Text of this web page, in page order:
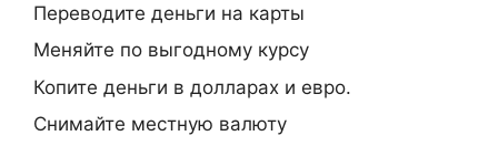
Переводите деньги на карты
Меняйте по выгодному курсу
Копите деньги в долларах и евро.
Снимайте местную валюту